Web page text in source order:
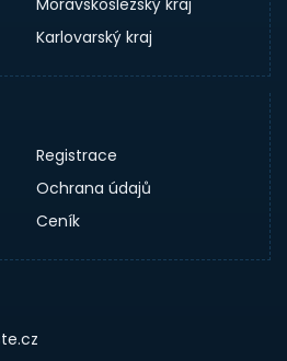
Karlovarský kraj
Registrace
Ochrana údajů
Ceník